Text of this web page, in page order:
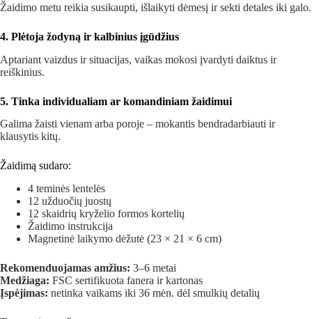
Žaidimo metu reikia susikaupti, išlaikyti dėmesį ir sekti detales iki galo.
4. Plėtoja žodyną ir kalbinius įgūdžius
Aptariant vaizdus ir situacijas, vaikas mokosi įvardyti daiktus ir
reiškinius.
5. Tinka individualiam ar komandiniam žaidimui
Galima žaisti vienam arba poroje – mokantis bendradarbiauti ir
klausytis kitų.
Žaidimą sudaro:
4 teminės lentelės
12 užduočių juostų
12 skaidrių kryželio formos kortelių
Žaidimo instrukcija
Magnetinė laikymo dėžutė (23 × 21 × 6 cm)
Rekomenduojamas amžius: 3–6 metai
Medžiaga: FSC sertifikuota fanera ir kartonas
Įspėjimas: netinka vaikams iki 36 mėn. dėl smulkių detalių